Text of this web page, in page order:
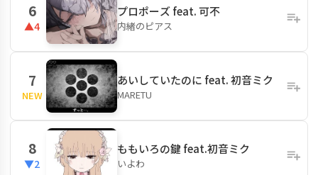
6
▲4
プロポーズ feat. 可不
内緒のピアス
7
NEW
あいしていたのに feat. 初音ミク
MARETU
8
▼2
ももいろの鍵 feat.初音ミク
いよわ